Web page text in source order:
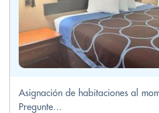
Asignación de habitaciones al
Pregunte...